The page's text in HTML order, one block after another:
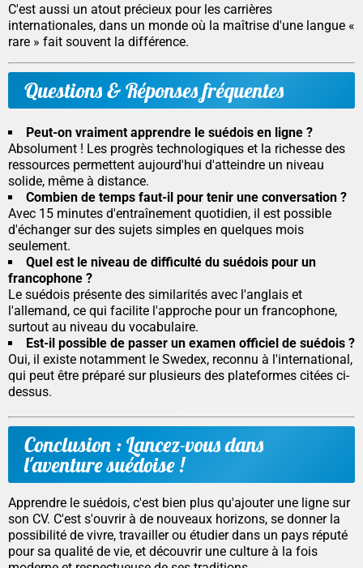
C'est aussi un atout précieux pour les carrières
internationales, dans un monde où la maîtrise d'une langue «
rare » fait souvent la différence.
Questions & Réponses fréquentes
Peut-on vraiment apprendre le suédois en ligne ?
Absolument ! Les progrès technologiques et la richesse des
ressources permettent aujourd'hui d'atteindre un niveau
solide, même à distance.
Combien de temps faut-il pour tenir une conversation ?
Avec 15 minutes d'entraînement quotidien, il est possible
d'échanger sur des sujets simples en quelques mois
seulement.
Quel est le niveau de difficulté du suédois pour un
francophone ?
Le suédois présente des similarités avec l'anglais et
l'allemand, ce qui facilite l'approche pour un francophone,
surtout au niveau du vocabulaire.
Est-il possible de passer un examen officiel de suédois ?
Oui, il existe notamment le Swedex, reconnu à l'international,
qui peut être préparé sur plusieurs des plateformes citées ci-
dessus.
Conclusion : Lancez-vous dans
l'aventure suédoise !
Apprendre le suédois, c'est bien plus qu'ajouter une ligne sur
son CV. C'est s'ouvrir à de nouveaux horizons, se donner la
possibilité de vivre, travailler ou étudier dans un pays réputé
pour sa qualité de vie, et découvrir une culture à la fois